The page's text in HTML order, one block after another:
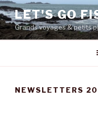
Aller
au
contenu
principal
LET'S GO
Grands voyages & petits
NEWSLETTERS